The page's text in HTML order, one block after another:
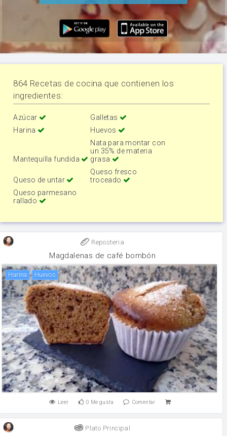
864 Recetas de cocina que contienen los
ingredientes:
Azúcar
Galletas
Harina
Huevos
Mantequilla fundida
Nata para montar con
un 35% de materia
grasa
Queso de untar
Queso fresco
troceado
Queso parmesano
rallado
Reposteria
Magdalenas de café bombón
harina huevos
Leer 0 Me gusta Comentar
Plato Principal